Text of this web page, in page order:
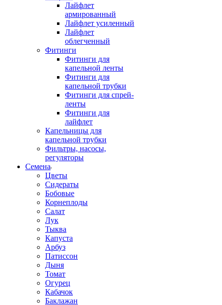
Лайфлет
армированный
Лайфлет усиленный
Лайфлет
облегченный
Фитинги
Фитинги для
капельной ленты
Фитинги для
капельной трубки
Фитинги для спрей-
ленты
Фитинги для
лайфлет
Капельницы для
капельной трубки
Фильтры, насосы,
регуляторы
Семена
Цветы
Сидераты
Бобовые
Корнеплоды
Салат
Лук
Тыква
Капуста
Арбуз
Патиссон
Дыня
Томат
Огурец
Кабачок
Баклажан